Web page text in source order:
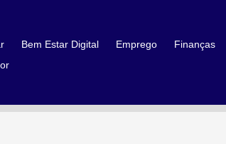
Bem Estar Digital Emprego Finanças